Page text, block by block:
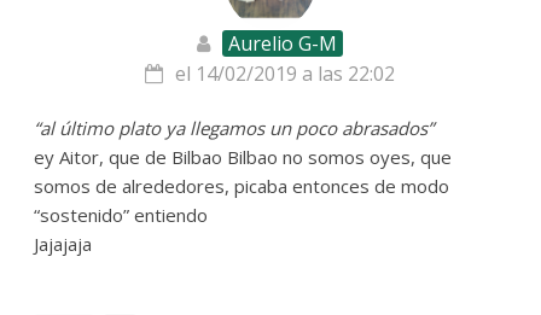
Aurelio G-M
el 14/02/2019 a las 22:02
“al último plato ya llegamos un poco abrasados”
ey Aitor, que de Bilbao Bilbao no somos oyes, que
somos de alrededores, picaba entonces de modo
“sostenido” entiendo
Jajajaja